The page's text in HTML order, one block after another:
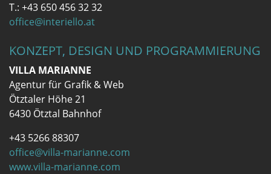
WILLHABEN SHOP
T.: +43 650 456 32 32
office@interiello.at
KONZEPT, DESIGN UND PROGRAMMIERUNG
VILLA MARIANNE
Agentur für Grafik & Web
Ötztaler Höhe 21
6430 Ötztal Bahnhof
+43 5266 88307
office@villa-marianne.com
www.villa-marianne.com